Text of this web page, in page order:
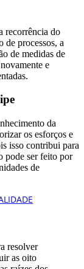
recorrência do
de processos, a
de medidas de
e
da
os esforços e
isso contribui para
pode ser feito por
de
resolver
as oito